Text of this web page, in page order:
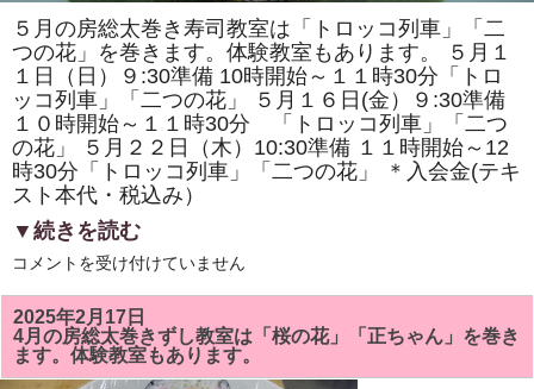
教
室
も
あ
り
ま
す。
は
５月の房総太巻き寿司教室は「トロッコ列車」「二
つの花」を巻きます。体験教室もあります。 ５月１
１日（日）９:30準備 10時開始～１１時30分「トロ
ッコ列車」「二つの花」 ５月１６日(金）９:30準備
１０時開始～１１時30分 「トロッコ列車」「二つ
の花」 ５月２２日（木）10:30準備 １１時開始～12
時30分「トロッコ列車」「二つの花」 ＊入会金(テキ
スト本代・税込み）
▼続きを読む
5
の
房
総
太
巻
き
コメントを受け付けていません
2025年2月17日
4月の房総太巻きずし教室は「桜の花」「正ちゃん」を巻き
ます。体験教室もあります。